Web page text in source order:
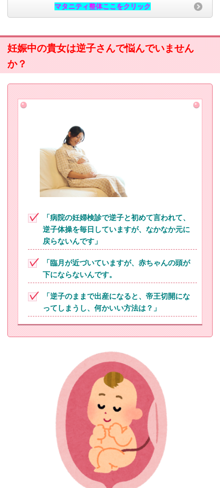
マタニティ整体ここをクリック
妊娠中の貴女は逆子さんで悩んでいません
か？
「病院の妊婦検診で逆子と初めて言われて、
逆子体操を毎日していますが、なかなか元に
戻らないんです」
「臨月が近づいていますが、赤ちゃんの頭が
下にならないんです。
「逆子のままで出産になると、帝王切開にな
ってしまうし、何かいい方法は？」